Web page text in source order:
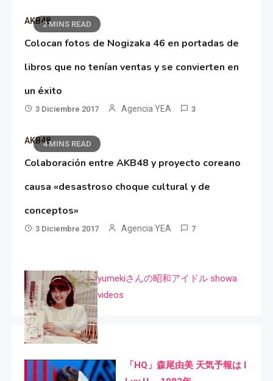
2 MINS READ
AKB48
Colocan fotos de Nogizaka 46 en portadas de
libros que no tenían ventas y se convierten en
un éxito
3 Diciembre 2017 Agencia YEA 3
4 MINS READ
AKB48
Colaboración entre AKB48 y proyecto coreano
causa «desastroso choque cultural y de
conceptos»
3 Diciembre 2017 Agencia YEA 7
yumekiさんの昭和アイドル showa
videos
「HQ」森尾由美 天気予報は I